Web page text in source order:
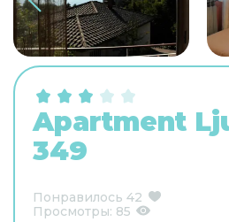
Apartment
349
Понравилось 42
Просмотры: 85